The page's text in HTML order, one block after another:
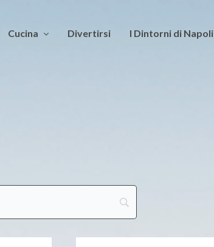
Cucina Divertirsi I Dintorni di Napoli